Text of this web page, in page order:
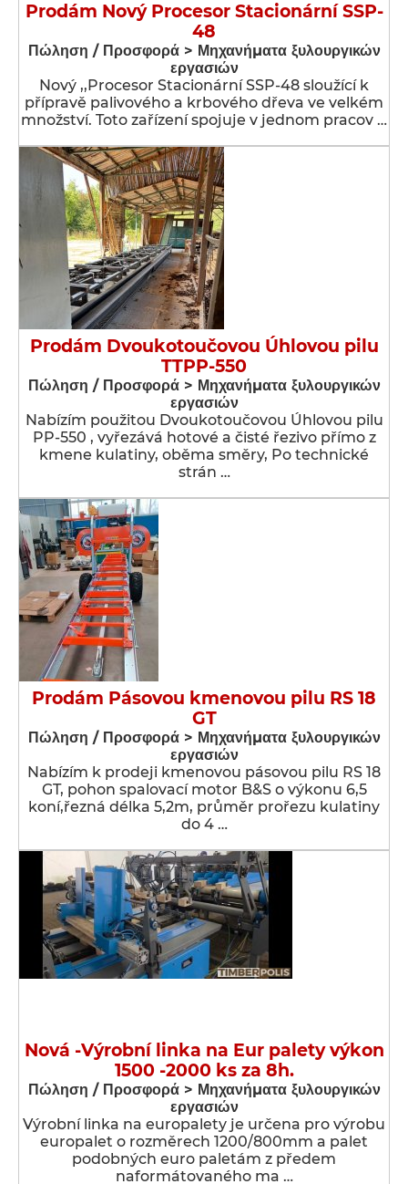
Prodám Nový Procesor Stacionární SSP-
48
Πώληση / Προσφορά > Μηχανήματα ξυλουργικών
εργασιών
Nový ,,Procesor Stacionární SSP-48 sloužící k
přípravě palivového a krbového dřeva ve velkém
množství. Toto zařízení spojuje v jednom pracov …
Prodám Dvoukotoučovou Úhlovou pilu
TTPP-550
Πώληση / Προσφορά > Μηχανήματα ξυλουργικών
εργασιών
Nabízím použitou Dvoukotoučovou Úhlovou pilu
PP-550 , vyřezává hotové a čisté řezivo přímo z
kmene kulatiny, oběma směry, Po technické
strán …
Prodám Pásovou kmenovou pilu RS 18
GT
Πώληση / Προσφορά > Μηχανήματα ξυλουργικών
εργασιών
Nabízím k prodeji kmenovou pásovou pilu RS 18
GT, pohon spalovací motor B&S o výkonu 6,5
koní,řezná délka 5,2m, průměr prořezu kulatiny
do 4 …
Nová -Výrobní linka na Eur palety výkon
1500 -2000 ks za 8h.
Πώληση / Προσφορά > Μηχανήματα ξυλουργικών
εργασιών
Výrobní linka na europalety je určena pro výrobu
europalet o rozměrech 1200/800mm a palet
podobných euro paletám z předem
naformátovaného ma …